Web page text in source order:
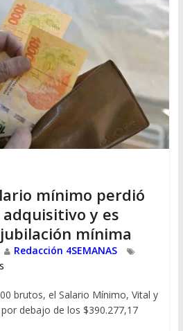
mínimo perdió
y es
mínima
Redacción 4SEMANAS
brutos, el Salario Mínimo, Vital y
debajo de los $390.277,17